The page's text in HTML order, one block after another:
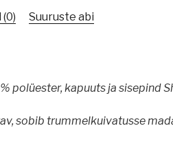
Suuruste abi
polüester, kapuuts ja sisepind
sobib trummelkuivatusse